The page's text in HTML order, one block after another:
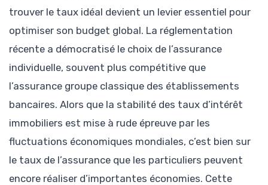
trouver le taux idéal devient un levier essentiel pour
optimiser son budget global. La réglementation
récente a démocratisé le choix de l’assurance
individuelle, souvent plus compétitive que
l’assurance groupe classique des établissements
bancaires. Alors que la stabilité des taux d’intérêt
immobiliers est mise à rude épreuve par les
fluctuations économiques mondiales, c’est bien sur
le taux de l’assurance que les particuliers peuvent
encore réaliser d’importantes économies. Cette